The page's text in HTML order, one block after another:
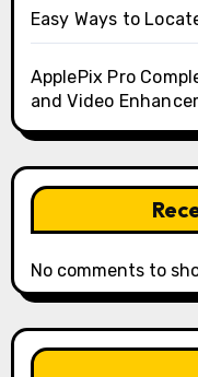
Easy Ways to
ApplePix Pro
and Video
No comments to